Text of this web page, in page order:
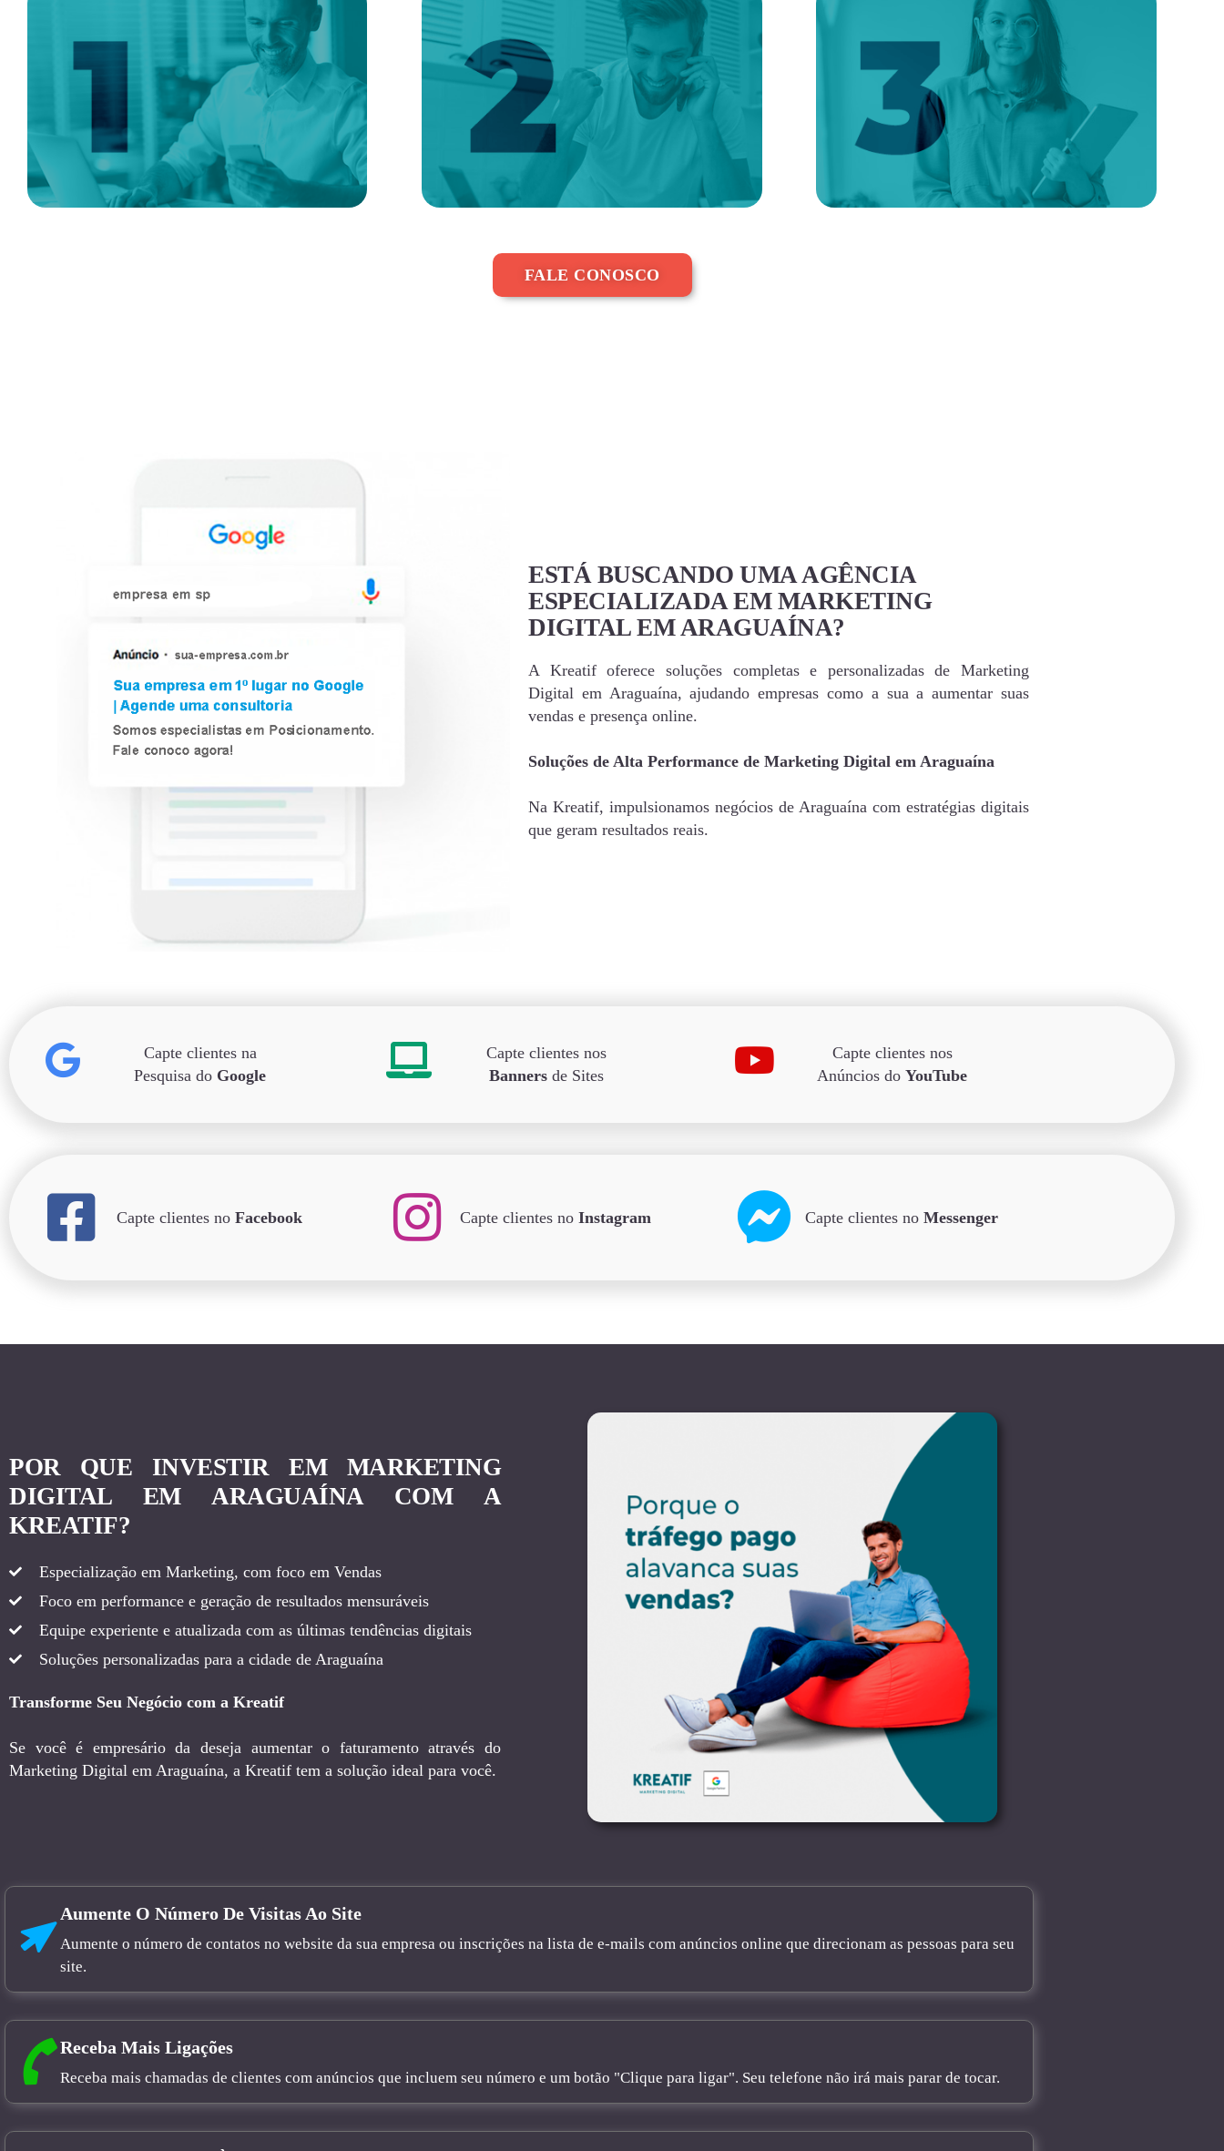
FALE CONOSCO
ESTÁ BUSCANDO UMA AGÊNCIA
ESPECIALIZADA EM MARKETING
DIGITAL EM ARAGUAÍNA?
A Kreatif oferece soluções completas e personalizadas de Marketing
Digital em Araguaína, ajudando empresas como a sua a aumentar suas
vendas e presença online.
Soluções de Alta Performance de Marketing Digital em Araguaína
Na Kreatif, impulsionamos negócios de Araguaína com estratégias digitais
que geram resultados reais.
Capte clientes na
Pesquisa do Google
Capte clientes nos
Bannersde Sites
Capte clientes nos
Anúncios doYouTube
Capte clientes no Facebook Capte clientes no Instagram Capte clientes no Messenger
POR QUE INVESTIR EM MARKETING
DIGITAL EM ARAGUAÍNA COM A
KREATIF?
Especialização em Marketing, com foco em Vendas
Foco em performance e geração de resultados mensuráveis
Equipe experiente e atualizada com as últimas tendências digitais
Soluções personalizadas para a cidade de Araguaína
Transforme Seu Negócio com a Kreatif
Se você é empresário da deseja aumentar o faturamento através do
Marketing Digital em Araguaína, a Kreatif tem a solução ideal para você.
Aumente O Número De Visitas Ao Site
Aumente o número de contatos no website da sua empresa ou inscrições na lista de e-mails com anúncios online que direcionam as pessoas para seu
site.
Receba Mais Ligações
Receba mais chamadas de clientes com anúncios que incluem seu número e um botão "Clique para ligar". Seu telefone não irá mais parar de tocar.